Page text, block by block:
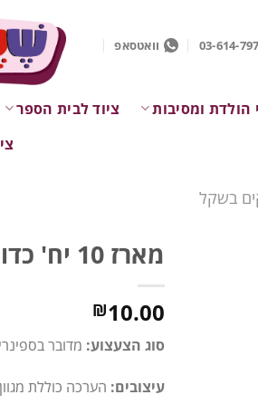
03-614- וואטסאפ
הולדת ומסיבות ציוד לבית הספר
בשקל
מארז 10 יח' כדורי ספינר בסגנונות שונים
₪10.00
סוג הצעצוע: מדובר
עיצובים: הערכה כוללת